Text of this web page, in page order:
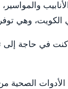
وهي
في حاجة إلى
الصحية